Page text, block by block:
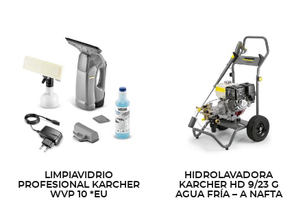
LIMPIAVIDRIO
PROFESIONAL KARCHER
WVP 10 *EU
HIDROLAVADORA
KARCHER HD 9/23 G
AGUA FRÍA – A NAFTA